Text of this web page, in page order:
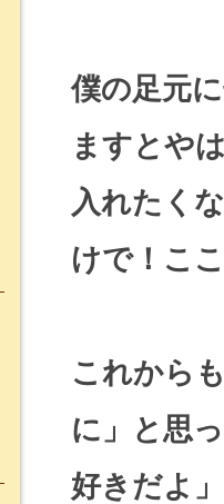
僕の足元
ますとや
入れたく
けで！こ
これから
に」と思
好きだよ